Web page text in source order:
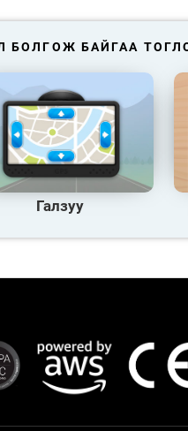
БОЛГОЖ БАЙГАА
Галзуу